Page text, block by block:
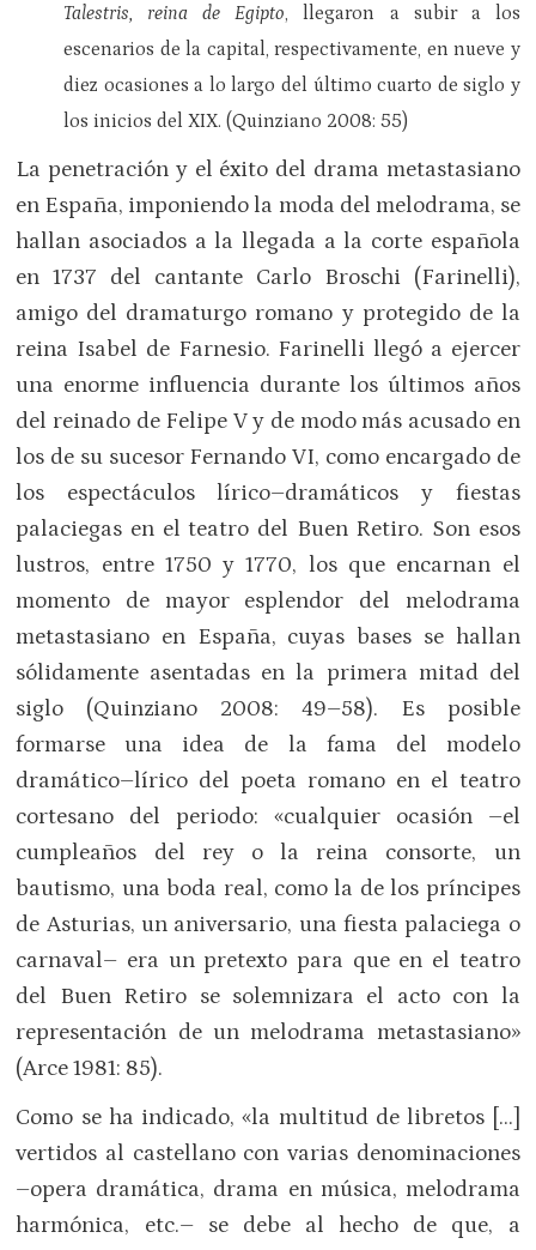
Talestris, reina de Egipto , llegaron a subir a los
escenarios de la capital, respectivamente, en nueve y
diez ocasiones a lo largo del último cuarto de siglo y
los inicios del XIX. (Quinziano 2008: 55)
La penetración y el éxito del drama metastasiano
en España, imponiendo la moda del melodrama, se
hallan asociados a la llegada a la corte española
en 1737 del cantante Carlo Broschi (Farinelli),
amigo del dramaturgo romano y protegido de la
reina Isabel de Farnesio. Farinelli llegó a ejercer
una enorme influencia durante los últimos años
del reinado de Felipe V y de modo más acusado en
los de su sucesor Fernando VI, como encargado de
los espectáculos lírico–dramáticos y fiestas
palaciegas en el teatro del Buen Retiro. Son esos
lustros, entre 1750 y 1770, los que encarnan el
momento de mayor esplendor del melodrama
metastasiano en España, cuyas bases se hallan
sólidamente asentadas en la primera mitad del
siglo (Quinziano 2008: 49–58). Es posible
formarse una idea de la fama del modelo
dramático–lírico del poeta romano en el teatro
cortesano del periodo: «cualquier ocasión –el
cumpleaños del rey o la reina consorte, un
bautismo, una boda real, como la de los príncipes
de Asturias, un aniversario, una fiesta palaciega o
carnaval– era un pretexto para que en el teatro
del Buen Retiro se solemnizara el acto con la
representación de un melodrama metastasiano»
(Arce 1981: 85).
Como se ha indicado, «la multitud de libretos […]
vertidos al castellano con varias denominaciones
–opera dramática, drama en música, melodrama
harmónica, etc.– se debe al hecho de que, a